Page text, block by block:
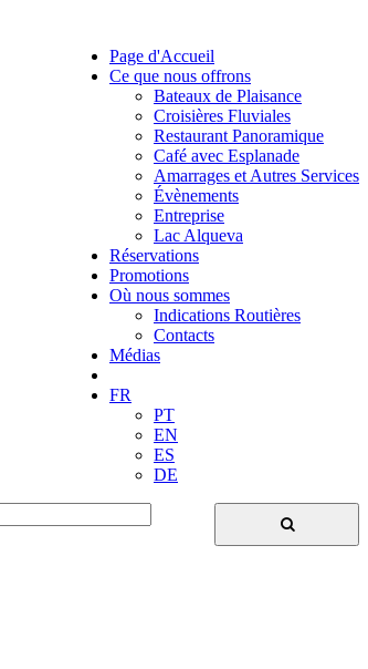
Page d'Accueil
Ce que nous offrons
Bateaux de Plaisance
Croisières Fluviales
Restaurant Panoramique
Café avec Esplanade
Amarrages et Autres Services
Évènements
Entreprise
Lac Alqueva
Réservations
Promotions
Où nous sommes
Indications Routières
Contacts
Médias
FR
PT
EN
ES
DE